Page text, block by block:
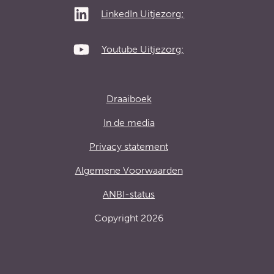
LinkedIn Uitjezorg;
Youtube Uitjezorg;
Draaiboek
In de media
Privacy statement
Algemene Voorwaarden
ANBI-status
Copyright 2026